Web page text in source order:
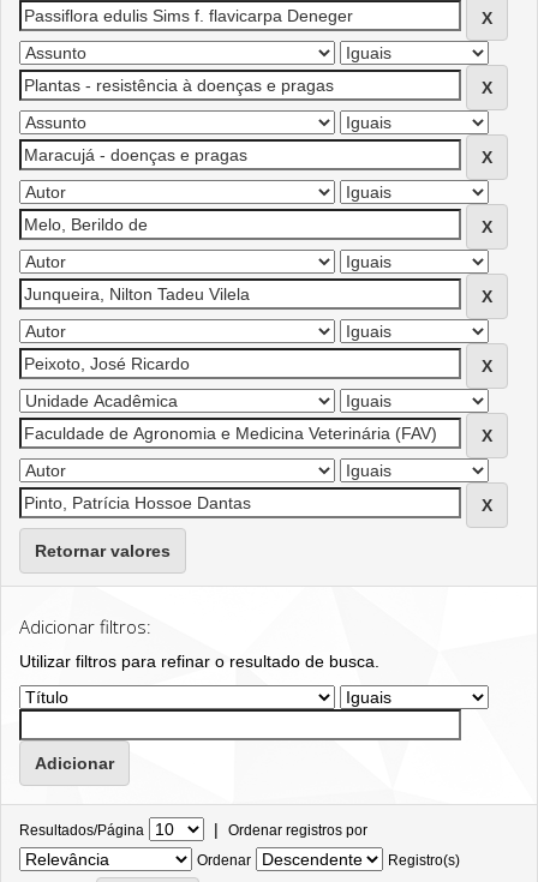
Retornar valores
Adicionar filtros:
Utilizar filtros para refinar o resultado de busca.
Resultados/Página | Ordenar registros por
Ordenar
Registro(s)